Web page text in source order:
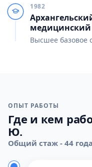
1982
медицинский
Высшее базовое
ОПЫТ РАБОТЫ
Где и кем
Ю.
Общий стаж - 44